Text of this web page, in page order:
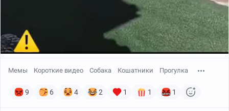
Мемы Короткие видео Собака Кошатники Прогулка
9 6 4 2 1 1 1